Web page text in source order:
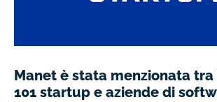
Manet è stata menzionata
101 startup e aziende di